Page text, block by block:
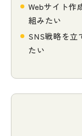
Webサイト作
組みたい
SNS戦略を立
たい